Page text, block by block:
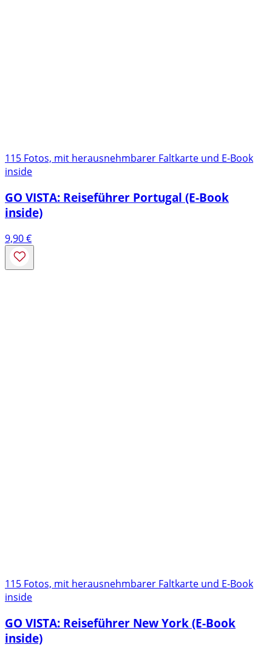
115 Fotos, mit herausnehmbarer Faltkarte und E-Book
inside
GO VISTA: Reiseführer Portugal (E-Book
inside)
9,90€
115 Fotos, mit herausnehmbarer Faltkarte und E-Book
inside
GO VISTA: Reiseführer New York (E-Book
inside)